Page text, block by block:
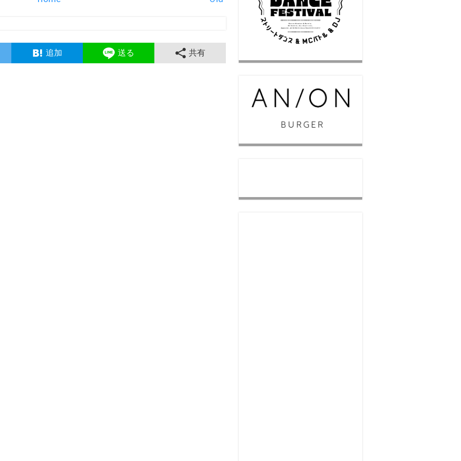
追加 送る 共有